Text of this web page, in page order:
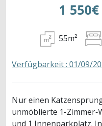
1 550€
55m²
Verfügbarkeit : 01/09/
Nur einen
unmöblierte 1-Zimmer-
und 1 Innenparkplatz.